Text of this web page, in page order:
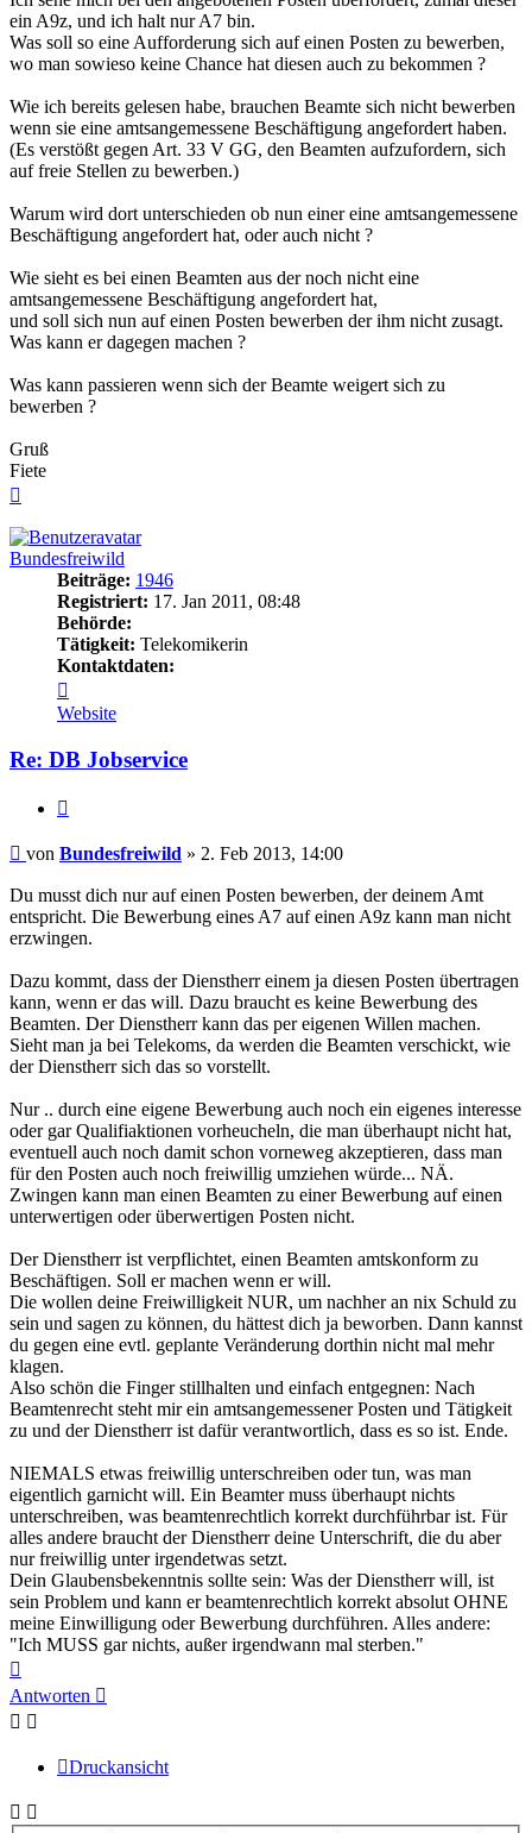
ein A9z, und ich halt nur A7 bin.
Was soll so eine Aufforderung sich auf einen Posten zu bewerben,
wo man sowieso keine Chance hat diesen auch zu bekommen ?
Wie ich bereits gelesen habe, brauchen Beamte sich nicht bewerben
wenn sie eine amtsangemessene Beschäftigung angefordert haben.
(Es verstößt gegen Art. 33 V GG, den Beamten aufzufordern, sich
auf freie Stellen zu bewerben.)
Warum wird dort unterschieden ob nun einer eine amtsangemessene
Beschäftigung angefordert hat, oder auch nicht ?
Wie sieht es bei einen Beamten aus der noch nicht eine
amtsangemessene Beschäftigung angefordert hat,
und soll sich nun auf einen Posten bewerben der ihm nicht zusagt.
Was kann er dagegen machen ?
Was kann passieren wenn sich der Beamte weigert sich zu
bewerben ?
Gruß
Fiete
Bundesfreiwild
Beiträge: 1946
Registriert: 17. Jan 2011, 08:48
Behörde:
Tätigkeit: Telekomikerin
Kontaktdaten:
von
Bundesfreiwild
Website
Re: DB Jobservice
Beitrag
von Bundesfreiwild » 2. Feb 2013, 14:00
Du musst dich nur auf einen Posten bewerben, der deinem Amt
entspricht. Die Bewerbung eines A7 auf einen A9z kann man nicht
erzwingen.
Dazu kommt, dass der Dienstherr einem ja diesen Posten übertragen
kann, wenn er das will. Dazu braucht es keine Bewerbung des
Beamten. Der Dienstherr kann das per eigenen Willen machen.
Sieht man ja bei Telekoms, da werden die Beamten verschickt, wie
der Dienstherr sich das so vorstellt.
Nur .. durch eine eigene Bewerbung auch noch ein eigenes interesse
oder gar Qualifiaktionen vorheucheln, die man überhaupt nicht hat,
eventuell auch noch damit schon vorneweg akzeptieren, dass man
für den Posten auch noch freiwillig umziehen würde... NÄ.
Zwingen kann man einen Beamten zu einer Bewerbung auf einen
unterwertigen oder überwertigen Posten nicht.
Der Dienstherr ist verpflichtet, einen Beamten amtskonform zu
Beschäftigen. Soll er machen wenn er will.
Die wollen deine Freiwilligkeit NUR, um nachher an nix Schuld zu
sein und sagen zu können, du hättest dich ja beworben. Dann kannst
du gegen eine evtl. geplante Veränderung dorthin nicht mal mehr
klagen.
Also schön die Finger stillhalten und einfach entgegnen: Nach
Beamtenrecht steht mir ein amtsangemessener Posten und Tätigkeit
zu und der Dienstherr ist dafür verantwortlich, dass es so ist. Ende.
NIEMALS etwas freiwillig unterschreiben oder tun, was man
eigentlich garnicht will. Ein Beamter muss überhaupt nichts
unterschreiben, was beamtenrechtlich korrekt durchführbar ist. Für
alles andere braucht der Dienstherr deine Unterschrift, die du aber
nur freiwillig unter irgendetwas setzt.
Dein Glaubensbekenntnis sollte sein: Was der Dienstherr will, ist
sein Problem und kann er beamtenrechtlich korrekt absolut OHNE
meine Einwilligung oder Bewerbung durchführen. Alles andere:
"Ich MUSS gar nichts, außer irgendwann mal sterben."
oben
Antworten
Druckansicht